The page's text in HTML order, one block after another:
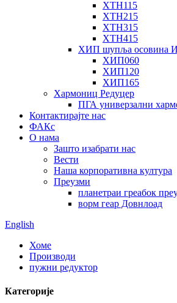
ХТН115
ХТН215
ХТН315
ХТН415
ХИП шупља осовина
ХИП060
ХИП120
ХИП165
Хармониц Редуцер
ПГА универзални
Контактирајте нас
ФАКс
О нама
Зашто изабрати нас
Вести
Наша корпоративна култура
Преузми
планетраи греабок
ворм геар Довнлоад
English
Хоме
Производи
пужни редуктор
Категорије